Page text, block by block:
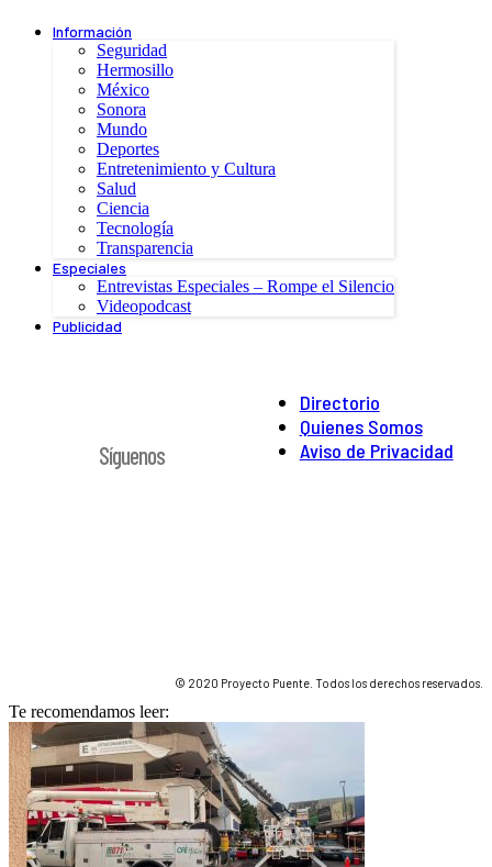
Información
Seguridad
Hermosillo
México
Sonora
Mundo
Deportes
Entretenimiento y Cultura
Salud
Ciencia
Tecnología
Transparencia
Especiales
Entrevistas Especiales – Rompe el Silencio
Videopodcast
Publicidad
Directorio
Quienes Somos
Aviso de Privacidad
Síguenos
© 2020 Proyecto Puente. Todos los derechos reservados.
Te recomendamos leer: